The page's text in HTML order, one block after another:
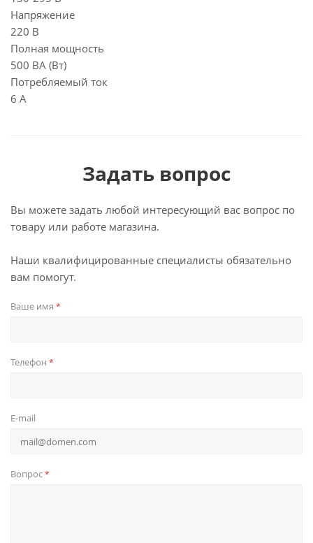
Напряжение
220 В
Полная мощность
500 ВА (Вт)
Потребляемый ток
6 А
Задать вопрос
Вы можете задать любой интересующий вас вопрос по
товару или работе магазина.
Наши квалифицированные специалисты обязательно
вам помогут.
Ваше имя *
Телефон *
E-mail
Вопрос*